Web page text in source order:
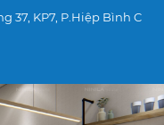
37, KP7, P.Hiệp Bình